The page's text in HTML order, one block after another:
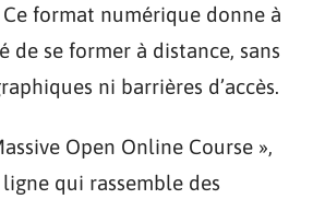
format numérique donne à
de se former à distance, sans
ni barrières d’accès.
Open Online Course »,
ligne qui rassemble des